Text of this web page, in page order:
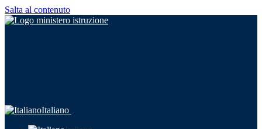
Salta al contenuto
Italiano